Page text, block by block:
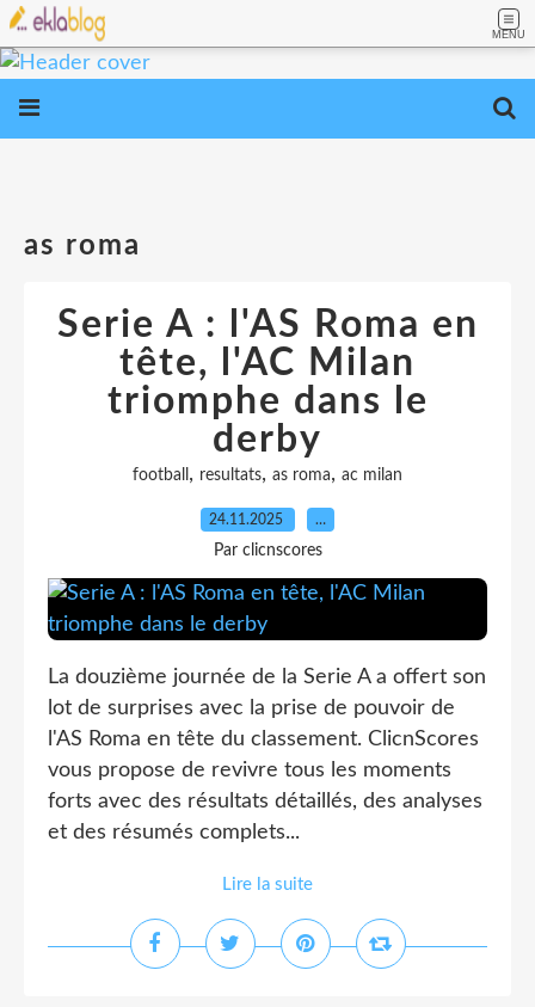
MENU
as roma
Serie A : l'AS Roma en
tête, l'AC Milan
triomphe dans le
derby
football , resultats, as roma, ac milan
24.11.2025 …
Par clicnscores
La douzième journée de la Serie A a offert son
lot de surprises avec la prise de pouvoir de
l'AS Roma en tête du classement. ClicnScores
vous propose de revivre tous les moments
forts avec des résultats détaillés, des analyses
et des résumés complets...
Lire la suite